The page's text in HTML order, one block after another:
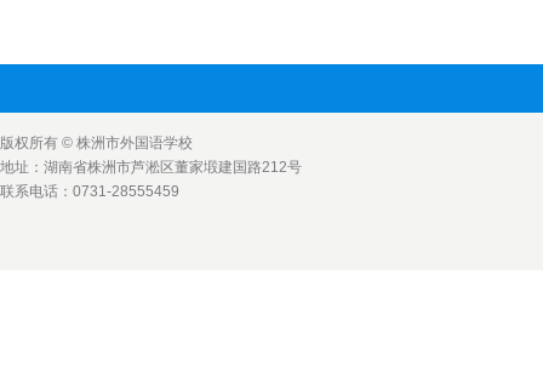
版权所有 © 株洲市外国语学校
地址：湖南省株洲市芦淞区董家塅建国路212号
联系电话：0731-28555459